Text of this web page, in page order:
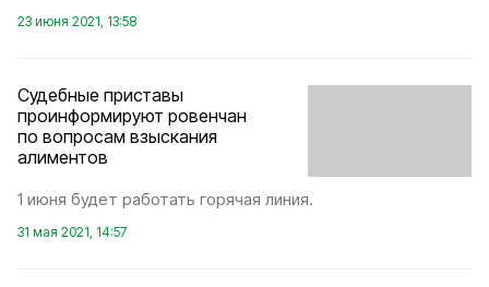
23 июня 2021, 13:58
Судебные приставы
проинформируют ровенчан
по вопросам взыскания
алиментов
1 июня будет работать горячая линия.
31 мая 2021, 14:57